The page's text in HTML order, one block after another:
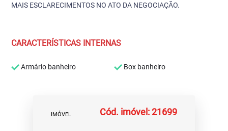
MAIS ESCLARECIMENTOS NO ATO DA NEGOCIAÇÃO.
CARACTERÍSTICAS INTERNAS
Armário banheiro Box banheiro
IMÓVEL Cód. imóvel: 21699